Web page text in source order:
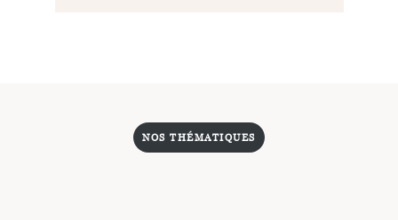
NOS THÉMATIQUES